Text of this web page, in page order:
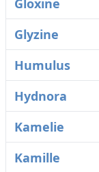
Gloxine
Glyzine
Humulus
Hydnora
Kamelie
Kamille